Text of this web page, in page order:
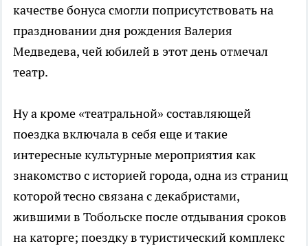
качестве бонуса смогли поприсутствовать на
праздновании дня рождения Валерия
Медведева, чей юбилей в этот день отмечал
театр.
Ну а кроме «театральной» составляющей
поездка включала в себя еще и такие
интересные культурные мероприятия как
знакомство с историей города, одна из страниц
которой тесно связана с декабристами,
жившими в Тобольске после отдывания сроков
на каторге; поездку в туристический комплекс